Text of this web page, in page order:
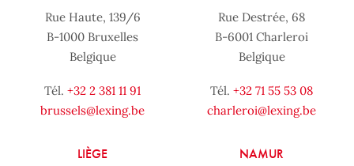
Rue Haute, 139/6
B-1000 Bruxelles
Belgique
Tél. +32 2 381 11 91
brussels@lexing.be
Rue Destrée, 68
B-6001 Charleroi
Belgique
Tél. +32 71 55 53 08
charleroi@lexing.be
LIÈGE NAMUR